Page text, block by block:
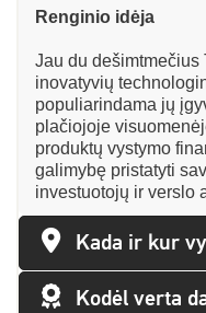
Renginio idėja
Jau du
inovatyvių
populiarindama jų
plačiojoje
produktų vystymo
galimybę pristatyti
investuotojų ir verslo
Kada ir kur
Kodėl verta